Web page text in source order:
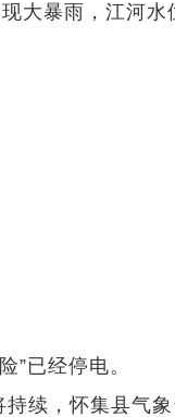
暴雨，江河水
已经停电。
续，怀集县气